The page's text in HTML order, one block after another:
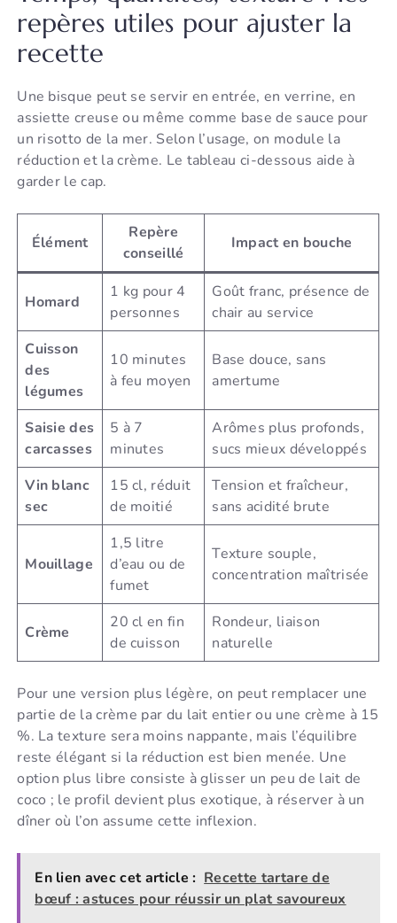
repères utiles pour ajuster la
recette
Une bisque peut se servir en entrée, en verrine, en
assiette creuse ou même comme base de sauce pour
un risotto de la mer. Selon l’usage, on module la
réduction et la crème. Le tableau ci-dessous aide à
garder le cap.
Élément
Repère
conseillé
Impact en bouche
Homard
1 kg pour 4
personnes
Goût franc, présence de
chair au service
Cuisson
des
légumes
10 minutes
à feu moyen
Base douce, sans
amertume
Saisie des
carcasses
5 à 7
minutes
Arômes plus profonds,
sucs mieux développés
Vin blanc
sec
15 cl, réduit
de moitié
Tension et fraîcheur,
sans acidité brute
Mouillage
1,5 litre
d’eau ou de
fumet
Texture souple,
concentration maîtrisée
Crème
20 cl en fin
de cuisson
Rondeur, liaison
naturelle
Pour une version plus légère, on peut remplacer une
partie de la crème par du lait entier ou une crème à 15
%. La texture sera moins nappante, mais l’équilibre
reste élégant si la réduction est bien menée. Une
option plus libre consiste à glisser un peu de lait de
coco ; le profil devient plus exotique, à réserver à un
dîner où l’on assume cette inflexion.
En lien avec cet article : Recette tartare de
bœuf : astuces pour réussir un plat savoureux